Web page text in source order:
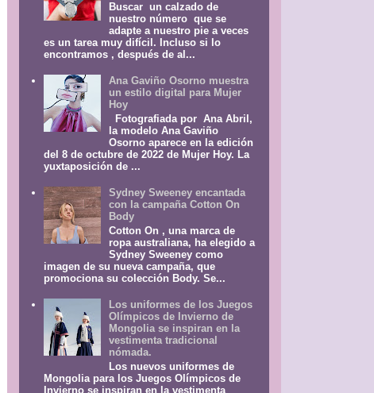
Buscar un calzado de
nuestro número que se
adapte a nuestro pie a veces
es un tarea muy difícil. Incluso si lo
encontramos , después de al...
Ana Gaviño Osorno muestra
un estilo digital para Mujer
Hoy
Fotografiada por Ana Abril,
la modelo Ana Gaviño
Osorno aparece en la edición
del 8 de octubre de 2022 de Mujer Hoy. La
yuxtaposición de ...
Sydney Sweeney encantada
con la campaña Cotton On
Body
Cotton On , una marca de
ropa australiana, ha elegido a
Sydney Sweeney como
imagen de su nueva campaña, que
promociona su colección Body. Se...
Los uniformes de los Juegos
Olímpicos de Invierno de
Mongolia se inspiran en la
vestimenta tradicional
nómada.
Los nuevos uniformes de
Mongolia para los Juegos Olímpicos de
Invierno se inspiran en la vestimenta